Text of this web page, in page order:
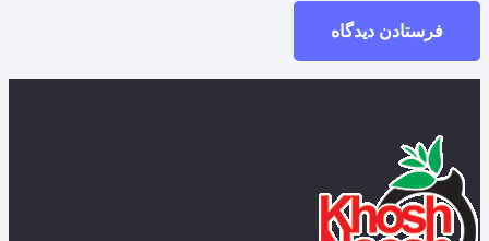
فرستادن دیدگاه